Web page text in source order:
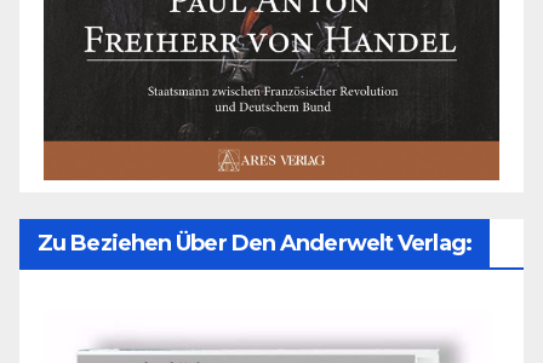
Zu Beziehen Über Den Anderwelt Verlag: